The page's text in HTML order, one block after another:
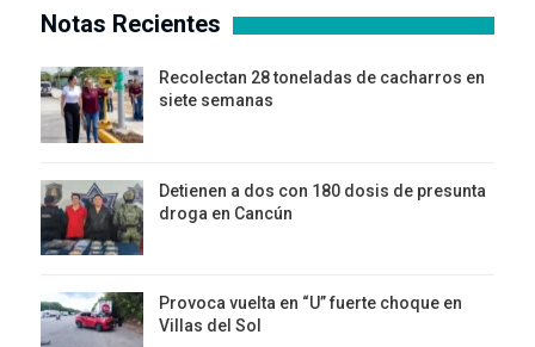
Notas Recientes
Recolectan 28 toneladas de cacharros en
siete semanas
Detienen a dos con 180 dosis de presunta
droga en Cancún
Provoca vuelta en “U” fuerte choque en
Villas del Sol